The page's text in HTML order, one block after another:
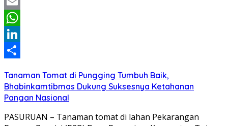
Email
WhatsApp
LinkedIn
Tanaman Tomat di Pungging Tumbuh Baik,
Bhabinkamtibmas Dukung Suksesnya Ketahanan
Pangan Nasional
PASURUAN – Tanaman tomat di lahan Pekarangan